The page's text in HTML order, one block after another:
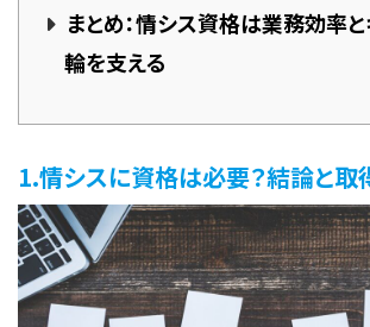
まとめ：情シス資格は業務効率
輪を支える
1.情シスに資格は必要？結論と取